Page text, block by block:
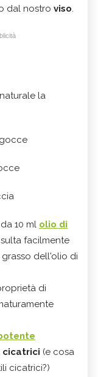
dal nostro viso.
la
10 ml olio di
facilmente
dell'olio di
di
cicatrici (e cosa
cicatrici?)